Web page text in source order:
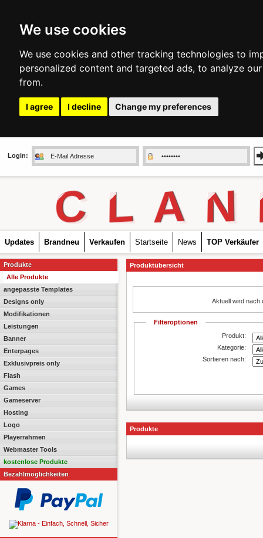
We use cookies
We use cookies and other tracking technologies to
personalized content and targeted ads, to analyze
from.
I agree I decline Change my preferences
Login:
C L A N
Updates Brandneu Verkaufen Startseite News TOP Verkäufer
Produkte
Alle Produkte
angepasste Templates
Designs only
Modifikationen
Leistungen
Banner
Enterpages
Exklusivpreis only
Flash
Games
Gameserver
Hosting
Logo
Playerrahmen
Webmaster Tools
kostenlose Produkte
Bezahlmöglichkeiten
Produktübersicht
Aktuell wird nach
Filteroptionen
Produkt:
Kategorie:
Sortieren nach:
Produkte